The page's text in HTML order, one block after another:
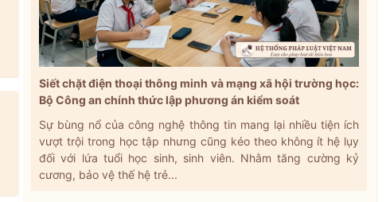
Siết chặt điện thoại thông minh và mạng xã hội trường học:
Bộ Công an chính thức lập phương án kiểm soát
Sự bùng nổ của công nghệ thông tin mang lại nhiều tiện ích
vượt trội trong học tập nhưng cũng kéo theo không ít hệ lụy
đối với lứa tuổi học sinh, sinh viên. Nhằm tăng cường kỷ
cương, bảo vệ thế hệ trẻ...